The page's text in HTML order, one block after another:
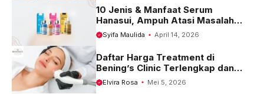
10 Jenis & Manfaat Serum
Hanasui, Ampuh Atasi Masalah
Kulit
Syifa Maulida April 14, 2026
Daftar Harga Treatment di
Bening’s Clinic Terlengkap dan
Terbaru 2023
Elvira Rosa Mei 5, 2026